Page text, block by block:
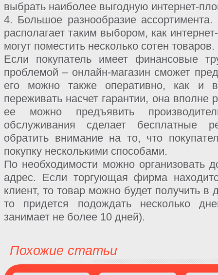
выбрать наиболее выгодную интернет-
4. Большое разнообразие
располагает таким выбором, как
могут поместить несколько сотен товаров.
Если покупатель имеет финансовые
проблемой – онлайн-магазин сможет
его можно также оперативно, как и
переживать насчет гарантии, она вполне
ее можно предъявить
обслуживания сделает бесплатные
обратить внимание на то, что
покупку несколькими способами.
По необходимости можно организовать
адрес. Если торгующая фирма
клиент, то товар можно будет получить в
то придется подождать несколько
занимает не более 10 дней).
Похожие статьи